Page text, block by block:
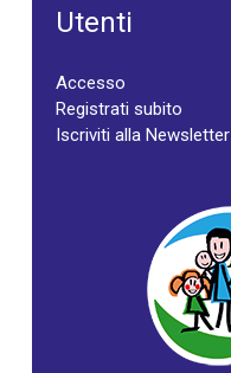
Utenti
Accesso
Registrati subito
Iscriviti alla Newsletter